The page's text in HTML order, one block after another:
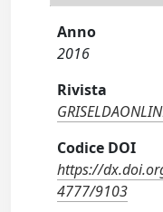
Anno
2016
Rivista
Codice DOI
https://
4777/9103